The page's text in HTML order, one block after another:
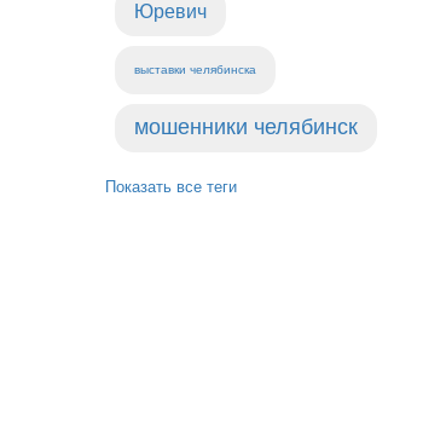
Юревич
выставки челябинска
мошенники челябинск
Показать все теги